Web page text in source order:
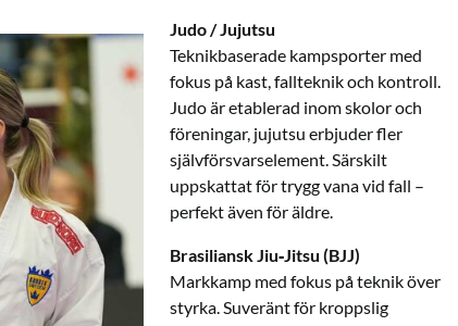
Judo / Jujutsu
Teknikbaserade kampsporter med
fokus på kast, fallteknik och kontroll.
Judo är etablerad inom skolor och
föreningar, jujutsu erbjuder fler
självförsvarselement. Särskilt
uppskattat för trygg vana vid fall –
perfekt även för äldre.
Brasiliansk Jiu‑Jitsu (BJJ)
Markkamp med fokus på teknik över
styrka. Suveränt för kroppslig